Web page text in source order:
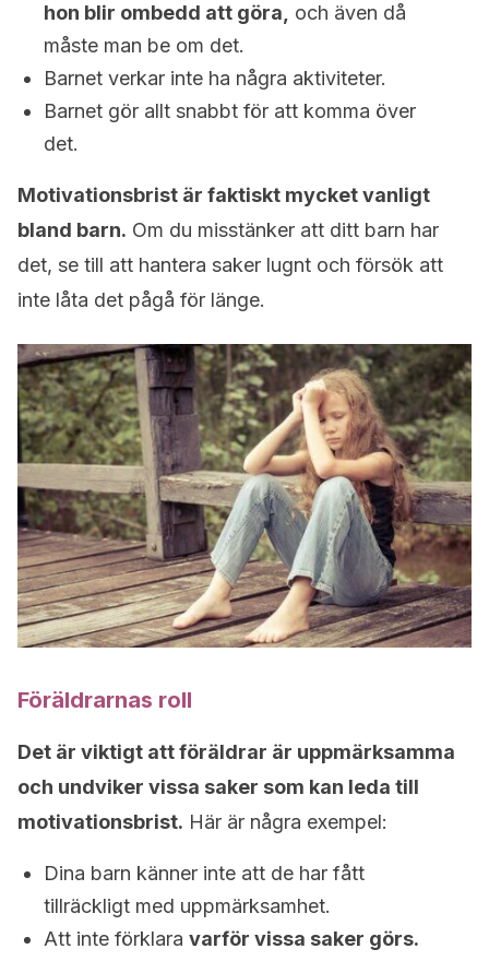
hon blir ombedd att göra,
och även då
måste man be om det.
Barnet verkar inte ha några aktiviteter.
Barnet gör allt snabbt för att komma över
det.
Motivationsbrist är faktiskt mycket vanligt
bland barn. Om du misstänker att ditt barn har
det, se till att hantera saker lugnt och försök att
inte låta det pågå för länge.
Föräldrarnas roll
Det är viktigt att föräldrar är uppmärksamma
och undviker vissa saker som kan leda till
motivationsbrist. Här är några exempel:
Dina barn känner inte att de har fått
tillräckligt med uppmärksamhet.
Att inte förklara varför vissa saker görs.